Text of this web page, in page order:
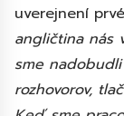
uverejnení
angličtina nás
sme
rozhovorov,